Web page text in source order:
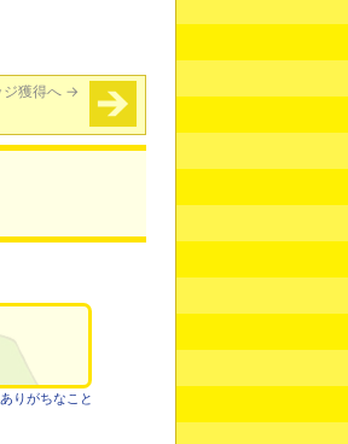
獲得へ →
りがちなこと